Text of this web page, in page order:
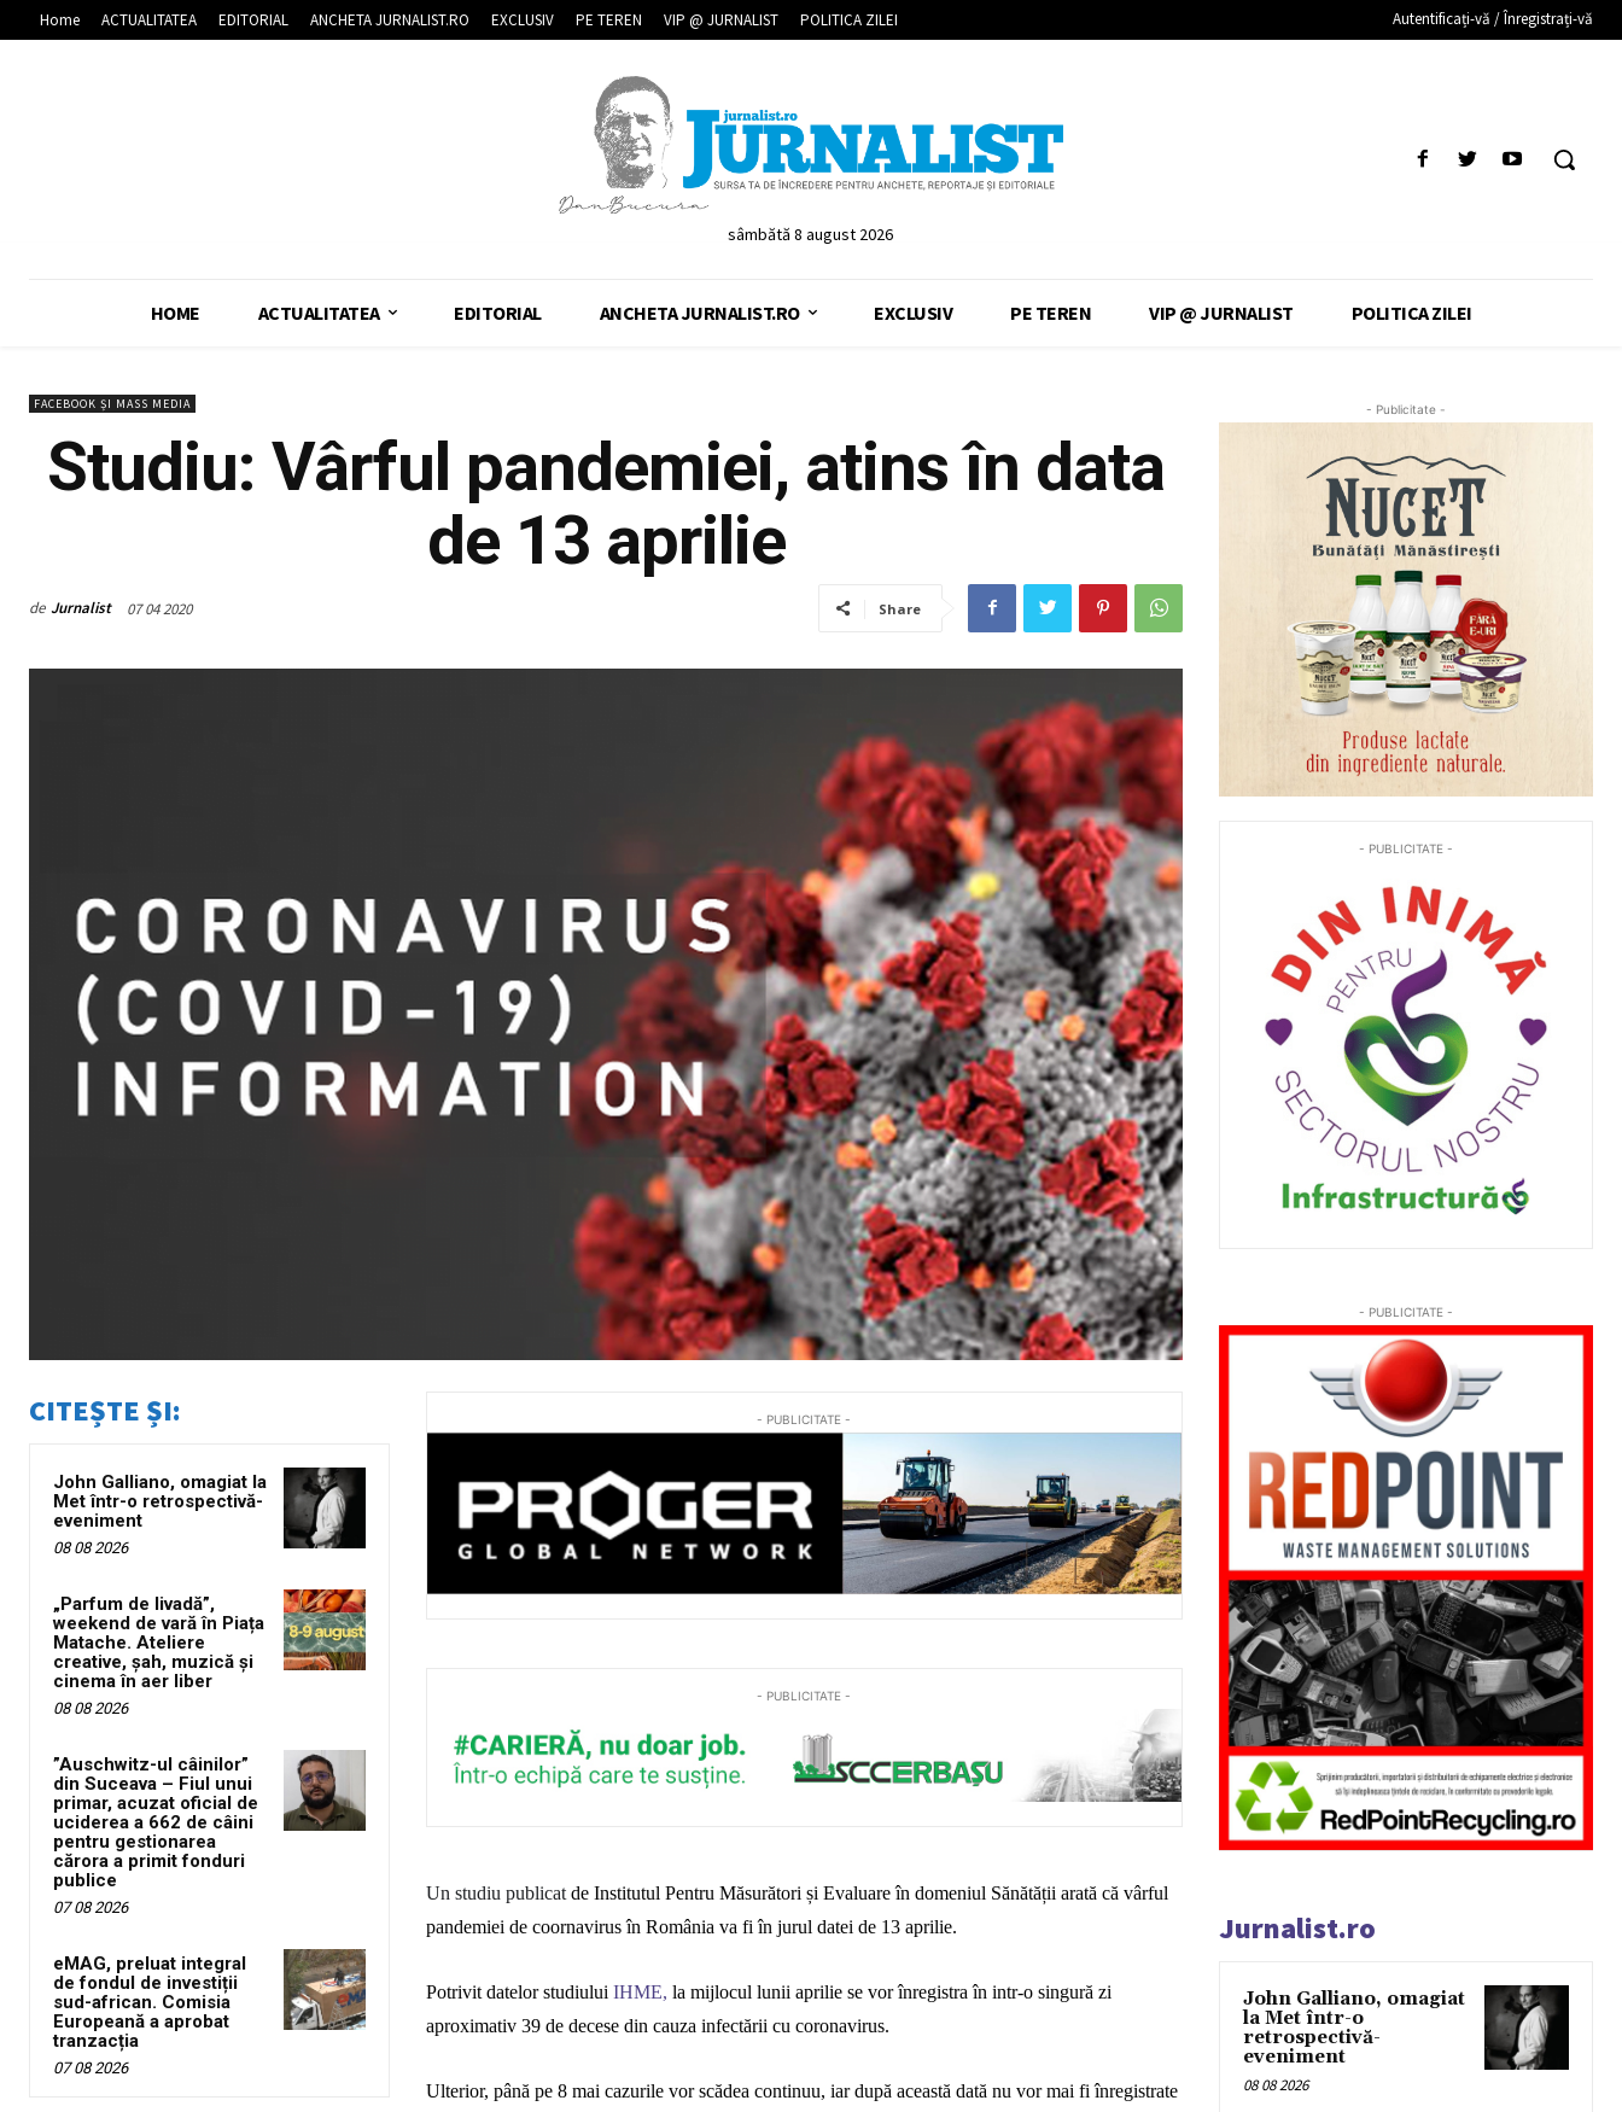
Home ACTUALITATEA EDITORIAL ANCHETA JURNALIST.RO EXCLUSIV PE TEREN VIP @ JURNALIST POLITICA ZILEI Autentificați-vă / Înregistrați-vă
sâmbătă 8 august 2026
HOME ACTUALITATEA EDITORIAL ANCHETA JURNALIST.RO EXCLUSIV PE TEREN VIP @ JURNALIST POLITICA ZILEI
FACEBOOK ȘI MASS MEDIA
Studiu: Vârful pandemiei, atins în data
de 13 aprilie
de Jurnalist 07 04 2020 Share
CITEȘTE ȘI:
John Galliano, omagiat la
Met într-o retrospectivă-
eveniment
08 08 2026
„Parfum de livadă”,
weekend de vară în Piața
Matache. Ateliere
creative, șah, muzică și
cinema în aer liber
08 08 2026
”Auschwitz-ul câinilor”
din Suceava – Fiul unui
primar, acuzat oficial de
uciderea a 662 de câini
pentru gestionarea
cărora a primit fonduri
publice
07 08 2026
eMAG, preluat integral
de fondul de investiții
sud-african. Comisia
Europeană a aprobat
tranzacția
07 08 2026
- PUBLICITATE -
- PUBLICITATE -
Un studiu publicat de Institutul Pentru Măsurători și Evaluare în domeniul Sănătății arată că vârful
pandemiei de coornavirus în România va fi în jurul datei de 13 aprilie.
Potrivit datelor studiului IHME, la mijlocul lunii aprilie se vor înregistra în intr-o singură zi
aproximativ 39 de decese din cauza infectării cu coronavirus.
Ulterior, până pe 8 mai cazurile vor scădea continuu, iar după această dată nu vor mai fi înregistrate
- Publicitate -
- PUBLICITATE -
- PUBLICITATE -
Jurnalist.ro
John Galliano, omagiat
la Met într-o
retrospectivă-
eveniment
08 08 2026